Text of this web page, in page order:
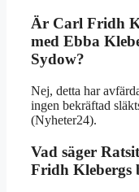
Är Carl Fridh
med Ebba
Sydow?
Nej, detta har
ingen bekräftad
(Nyheter24).
Vad säger
Fridh Klebergs